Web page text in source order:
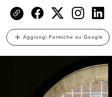
Aggiungi Formiche su Google